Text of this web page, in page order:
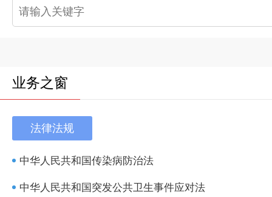
业务之窗
法律法规
中华人民共和国传染病防治法
中华人民共和国突发公共卫生事件应对法